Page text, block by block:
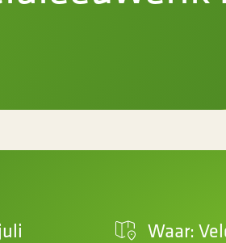
Waar: